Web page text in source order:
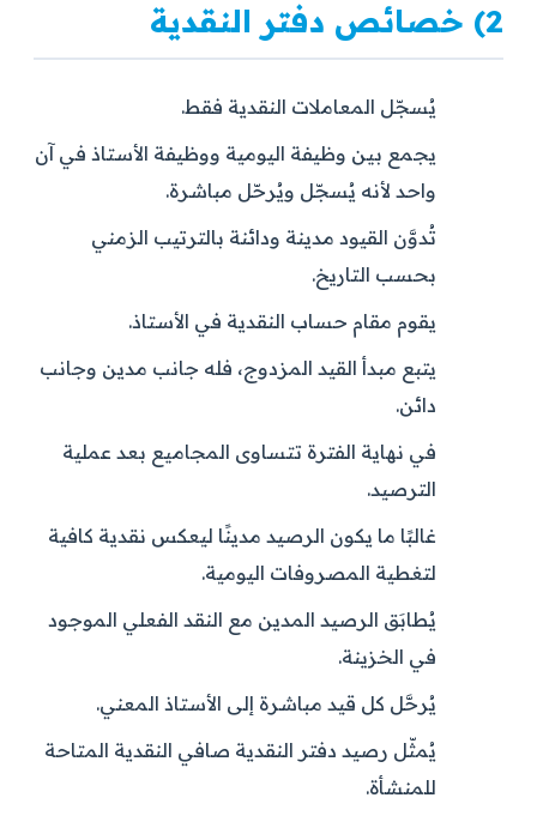
2) خصائص دفتر النقدية
يُسجّل المعاملات النقدية فقط.
يجمع بين وظيفة اليومية ووظيفة الأستاذ في آن
واحد لأنه يُسجّل ويُرحّل مباشرة.
تُدوَّن القيود مدينة ودائنة بالترتيب الزمني
بحسب التاريخ.
يقوم مقام حساب النقدية في الأستاذ.
يتبع مبدأ القيد المزدوج، فله جانب مدين وجانب
دائن.
في نهاية الفترة تتساوى المجاميع بعد عملية
الترصيد.
غالبًا ما يكون الرصيد مدينًا ليعكس نقدية كافية
لتغطية المصروفات اليومية.
يُطابَق الرصيد المدين مع النقد الفعلي الموجود
في الخزينة.
يُرحَّل كل قيد مباشرة إلى الأستاذ المعني.
يُمثّل رصيد دفتر النقدية صافي النقدية المتاحة
للمنشأة.